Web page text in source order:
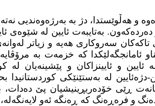
و هەڵوێستدا، دژ بە بەرژەوەندیی
بەتایبەت ئایین لە شێوەی
سەروکاری هەیە و زیاتر
ئامانجگەلێکدا کە خزمەت بە
و ئایینزاکان و پێشینەیان لە
لە بەستێنێکی کوردستانیدا
ڕێی خۆدەربڕینیشیان پێ
فرەڕەنگ کە ڕەنگە ئەو لایەنگەلە، لە